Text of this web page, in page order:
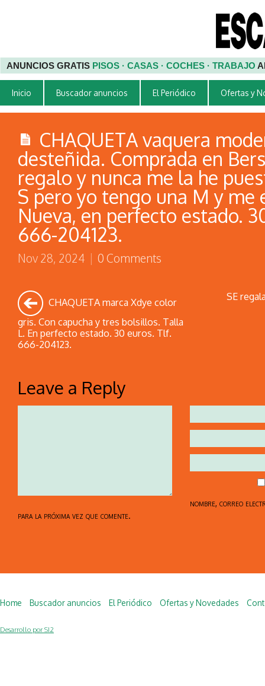
ANUNCIOS GRATIS PISOS · CASAS · COCHES · TRABAJO
Inicio Buscador anuncios El Periódico Ofertas y
CHAQUETA vaquera
desteñida. Comprada en
regalo y nunca me la he
S pero yo tengo una M y me
Nueva, en perfecto estado.
666-204123.
Nov 28, 2024 | 0 Comments
CHAQUETA marca Xdye color
gris. Con capucha y tres bolsillos. Talla
L. En perfecto estado. 30 euros. Tlf.
666-204123.
SE
Leave a Reply
nombre, correo
para la próxima vez que comente.
Home Buscador anuncios El Periódico Ofertas y Novedades
Desarrollo por SI2